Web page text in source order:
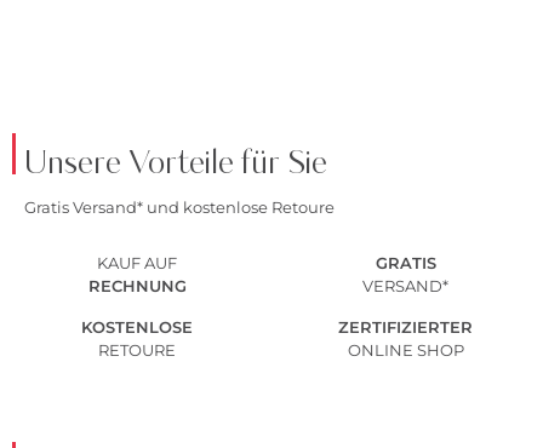
Unsere Vorteile für Sie
Gratis Versand* und kostenlose Retoure
KAUF AUF
RECHNUNG
GRATIS
VERSAND*
KOSTENLOSE
RETOURE
ZERTIFIZIERTER
ONLINE SHOP